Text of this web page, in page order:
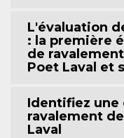
L'évaluation
: la première
de
Poet Laval et
Identifiez une
ravalement
Laval